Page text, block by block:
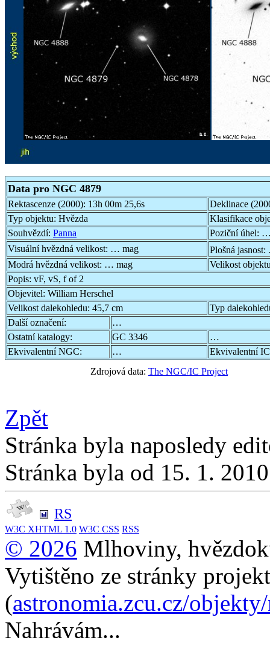
Data pro NGC 4879
Rektascenze (2000): 13h 00m 25,6s
Deklinace
Typ objektu: Hvězda
Klasifikace
Souhvězdí: Panna Poziční úhel: …
Visuální hvězdná velikost: … mag Plošná jasnost:
Modrá hvězdná velikost: … mag
Velikost
Popis: vF, vS, f of 2
Objevitel: William Herschel
Velikost dalekohledu: 45,7 cm
Typ
Další označení:
…
Ostatní katalogy:
GC 3346
…
Ekvivalentní NGC:
…
Ekvivalentní
Zdrojová data: The NGC/IC Project
Zpět
Stránka byla naposledy
Stránka byla od 15. 1.
RS
W3C XHTML 1.0 W3C CSS RSS
© 2026 Mlhoviny,
Vytištěno ze stránky
(astronomia.zcu.cz/
Nahrávám...